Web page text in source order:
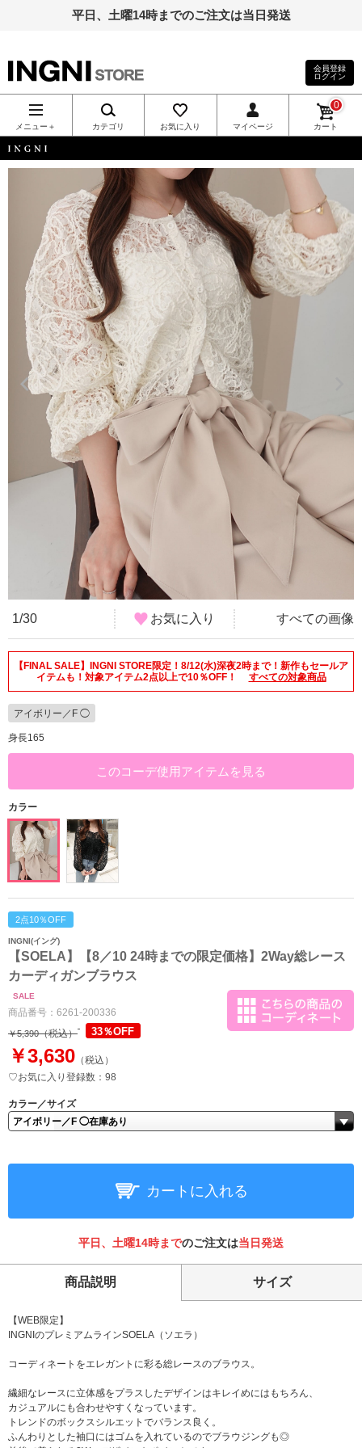
平日、土曜14時までのご注文は当日発送
INGNI（イン
グ）公式通
販｜INGNI
STORE
会員登録
ログイン
メニュー＋ カテゴリ お気に入り マイページ カート
0
INGNI
1/30 お気に入り すべての画像
【FINAL SALE】INGNI STORE限定！8/12(水)深夜2時まで！新作もセールア
イテムも！対象アイテム2点以上で10％OFF！
すべての対象商品
アイボリー／F ◯
身長165
このコーデ使用アイテムを見る
カラー
2点10％OFF
INGNI(イング)
【SOELA】【8／10 24時までの限定価格】2Way総レース
カーディガンブラウス
SALE
商品番号： 6261-200336
￥5,390（税込） 33％OFF
￥3,630 （税込）
♡お気に入り登録数：98
カラー／サイズ
カートに入れる
平日、土曜14時までのご注文は当日発送
商品説明 サイズ
【WEB限定】
INGNIのプレミアムラインSOELA（ソエラ）
コーディネートをエレガントに彩る総レースのブラウス。
繊細なレースに立体感をプラスしたデザインはキレイめにはもちろん、
カジュアルにも合わせやすくなっています。
トレンドのボックスシルエットでバランス良く。
ふんわりとした袖口にはゴムを入れているのでブラウジングも◎